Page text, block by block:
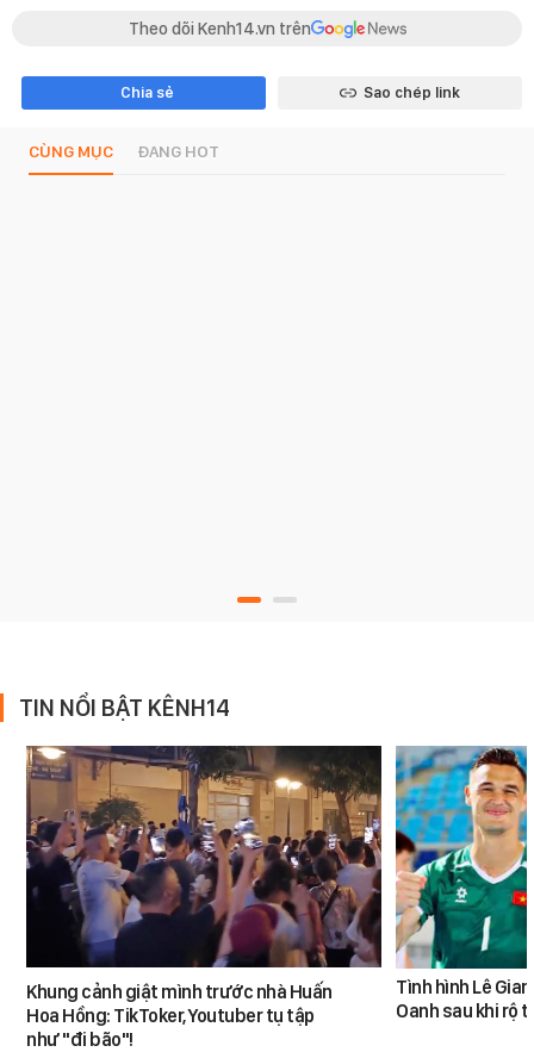
Theo dõi Kenh14.vn trên
Chia sẻ Sao chép link
CÙNG MỤC ĐANG HOT
TIN NỔI BẬT KÊNH14
Khung cảnh giật mình trước nhà Huấn
Hoa Hồng: TikToker, Youtuber tụ tập
như "đi bão"!
Tình hình Lê
Oanh sau khi rộ